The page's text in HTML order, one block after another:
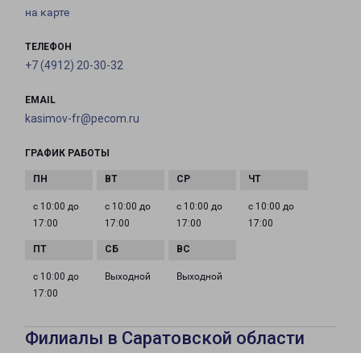
на карте
ТЕЛЕФОН
+7 (4912) 20-30-32
EMAIL
kasimov-fr@pecom.ru
ГРАФИК РАБОТЫ
с 10:00 до
17:00
с 10:00 до
17:00
с 10:00 до
17:00
с 10:00 до
17:00
с 10:00 до
17:00
Выходной Выходной
Филиалы в Саратовской области